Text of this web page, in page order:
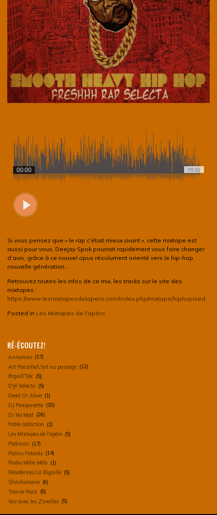
Si vous pensez que « le rap c’était mieux avant », cette mixtape est
aussi pour vous. Deejay Spok pourrait rapidement vous faire changer
d’avis, grâce à ce nouvel opus résolument orienté vers le hip-hop
nouvelle génération….
Retrouvez toutes les infos de ce mix, les tracks sur le site des
mixtapes :
https://www.lesmixtapesdelapero.com/index.php/mixtape/hiphopized
Posted in Les Mixtapes de l'apéro
RÉ-ÉCOUTEZ!
Annonces (17)
Art Racaille/L'art au passage (12)
Bigaill'Tek (5)
D'jé Selecta (5)
Dead Or Alive (1)
DJ Pomponette (10)
Dr No Mad (26)
Fable addiction (1)
Les Mixtapes de l'apéro (5)
Podcasts (17)
Potins Potards (14)
Radio Mélie Mélo (1)
Résidences La Bigaille (5)
Shashamane (6)
Transe Rock (8)
Voir avec les Z'oreilles (5)